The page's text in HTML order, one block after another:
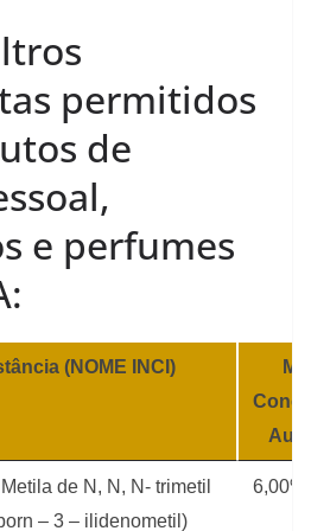
permitidos
de
e perfumes
(NOME INCI)
de N, N, N- trimetil
– 3 – ilidenometil)
6,00%